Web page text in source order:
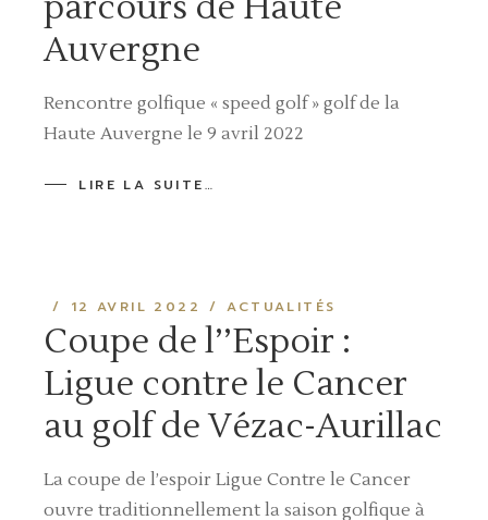
Auvergne
Rencontre golfique « speed golf » golf de la
Haute Auvergne le 9 avril 2022
LIRE LA SUITE…
12 AVRIL 2022 ACTUALITÉS
Coupe de l’’Espoir :
Ligue contre le Cancer
au golf de Vézac-Aurillac
La coupe de l’espoir Ligue Contre le Cancer
ouvre traditionnellement la saison golfique à